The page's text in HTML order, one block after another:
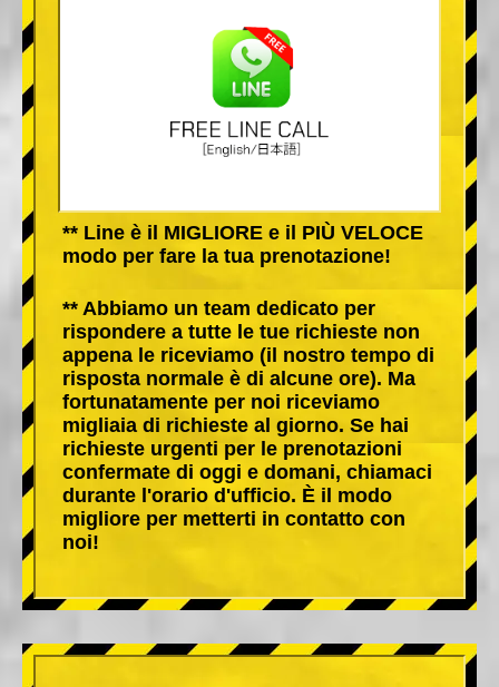
** Line è il MIGLIORE e il PIÙ VELOCE
modo per fare la tua prenotazione!
** Abbiamo un team dedicato per
rispondere a tutte le tue richieste non
appena le riceviamo (il nostro tempo di
risposta normale è di alcune ore). Ma
fortunatamente per noi riceviamo
migliaia di richieste al giorno. Se hai
richieste urgenti per le prenotazioni
confermate di oggi e domani, chiamaci
durante l'orario d'ufficio. È il modo
migliore per metterti in contatto con
noi!